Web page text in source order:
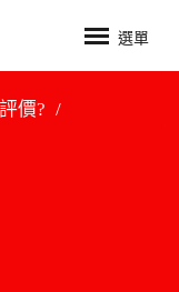
選單
價?